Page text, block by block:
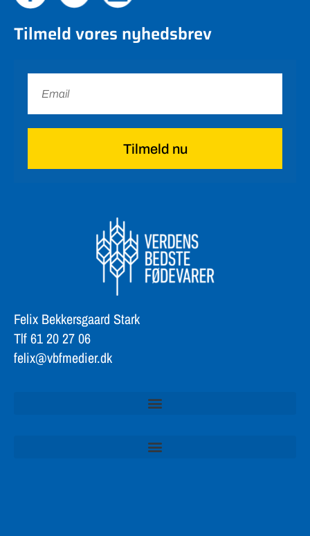
Tilmeld vores nyhedsbrev
Tilmeld nu
Felix Bekkersgaard Stark
Tlf 61 20 27 06
felix@vbfmedier.dk